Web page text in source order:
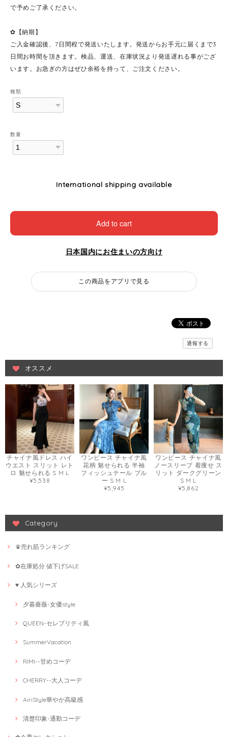
で予めご了承ください。
✿【納期】
ご入金確認後、7日間程で発送いたします。発送からお手元に届くまで3
日間お時間を頂きます。検品、運送、在庫状況より発送遅れる事がござ
います。お急ぎの方はぜひ余裕を持って、ご注文ください。
種類
数量
International shipping available
Add to cart
日本国内にお住まいの方向け
この商品をアプリで見る
通報する
オススメ
チャイナ風ドレス ハイ
ウエスト スリット レト
ロ 魅せられる S M L
¥5,538
ワンピース チャイナ風
花柄 魅せられる 半袖
フィッシュテール ブル
ー S M L
¥5,945
ワンピース チャイナ風
ノースリーブ 着痩せ ス
リット ダークグリーン
S M L
¥5,862
Category
♛売れ筋ランキング
✿在庫処分 値下げSALE
♥ 人気シリーズ
夕暮薔薇-女優style
QUEEN-セレブリティ風
SummerVacation
RIMI--甘めコーデ
CHERRY--大人コーデ
AiriStyle華やか高級感
清楚印象-通勤コーデ